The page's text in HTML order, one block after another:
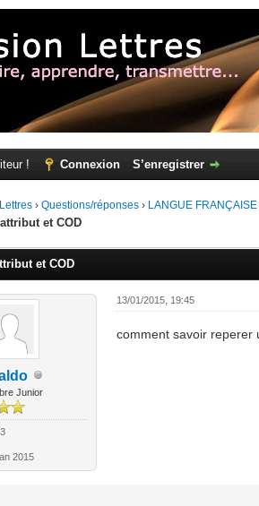
! Connexion S’enregistrer
›Questions/réponses › LANGUE FRANÇAISE
et COD
et COD
Junior
2015
13/01/2015, 19:45
comment savoir reperer